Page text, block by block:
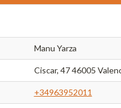
Manu Yarza
Ciscar, 47 46005
+34963952011